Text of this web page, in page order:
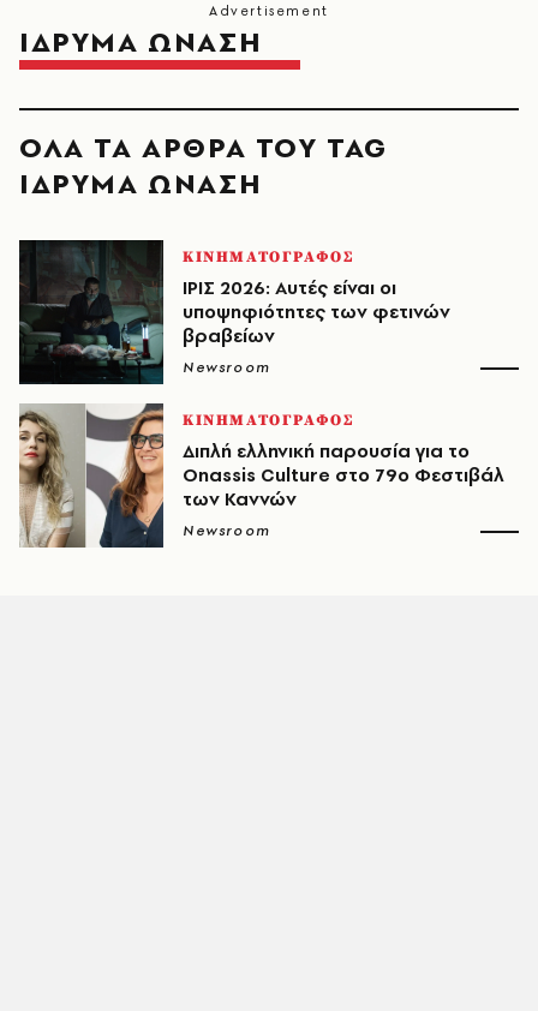
ΙΔΡΥΜΑ ΩΝΑΣΗ
ΟΛΑ ΤΑ ΑΡΘΡΑ ΤΟΥ TAG
ΙΔΡΥΜΑ ΩΝΑΣΗ
ΚΙΝΗΜΑΤΟΓΡΑΦΟΣ
ΙΡΙΣ 2026: Αυτές είναι οι
υποψηφιότητες των φετινών
βραβείων
Newsroom
ΚΙΝΗΜΑΤΟΓΡΑΦΟΣ
Διπλή ελληνική παρουσία για το
Onassis Culture στο 79ο Φεστιβάλ
των Καννών
Newsroom